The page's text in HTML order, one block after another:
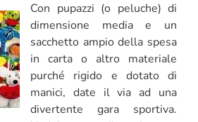
Con pupazzi (o peluche) di
dimensione media e un
sacchetto ampio della spesa
in carta o altro materiale
purché rigido e dotato di
manici, date il via ad una
divertente gara sportiva.